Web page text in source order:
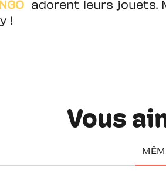
adorent leurs jouets.
!
Vous